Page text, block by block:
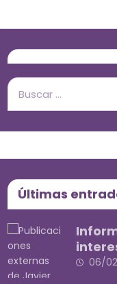
Últimas
06/